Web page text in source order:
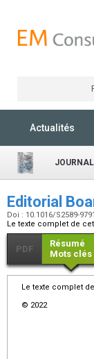
Actualités
Editorial
Doi : 10.1016/S2589-
Le texte complet de
PDF
Résumé
Mots clés
Le texte complet
© 2022